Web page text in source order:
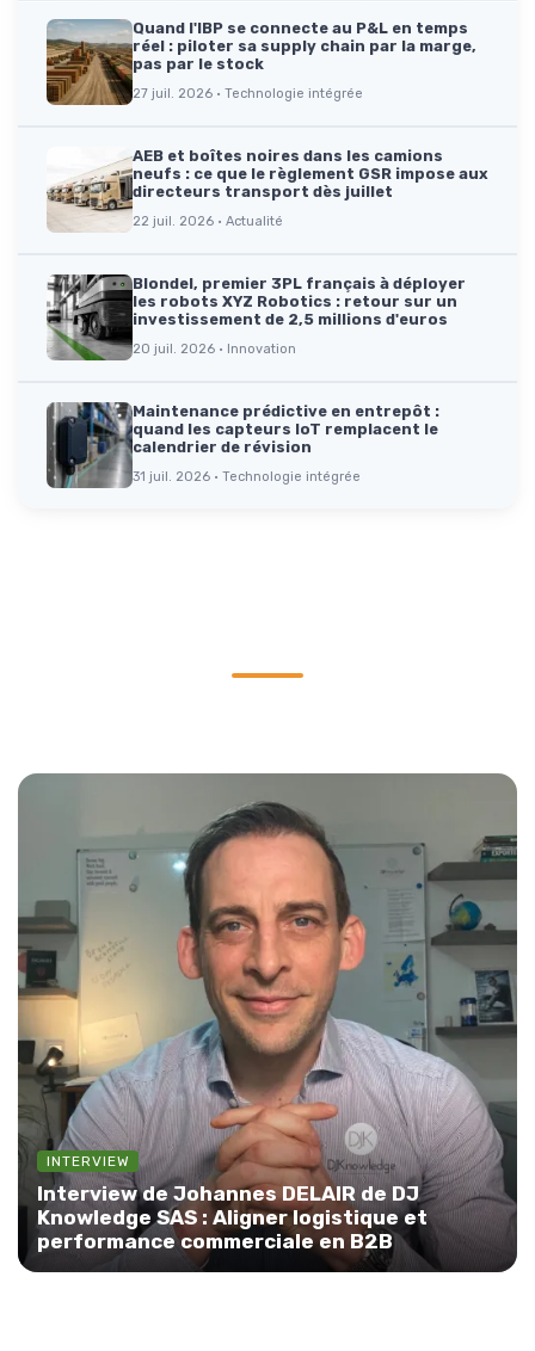
Quand l'IBP se connecte au P&L en temps
réel : piloter sa supply chain par la marge,
pas par le stock
27 juil. 2026 · Technologie intégrée
AEB et boîtes noires dans les camions
neufs : ce que le règlement GSR impose aux
directeurs transport dès juillet
22 juil. 2026 · Actualité
Blondel, premier 3PL français à déployer
les robots XYZ Robotics : retour sur un
investissement de 2,5 millions d'euros
20 juil. 2026 · Innovation
Maintenance prédictive en entrepôt :
quand les capteurs IoT remplacent le
calendrier de révision
31 juil. 2026 · Technologie intégrée
INTERVIEW
Interview de Johannes DELAIR de DJ
Knowledge SAS : Aligner logistique et
performance commerciale en B2B